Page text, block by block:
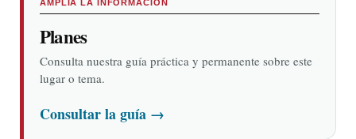
AMPLÍA LA INFORMACIÓN
Planes
Consulta nuestra guía práctica y permanente sobre este
lugar o tema.
Consultar la guía →